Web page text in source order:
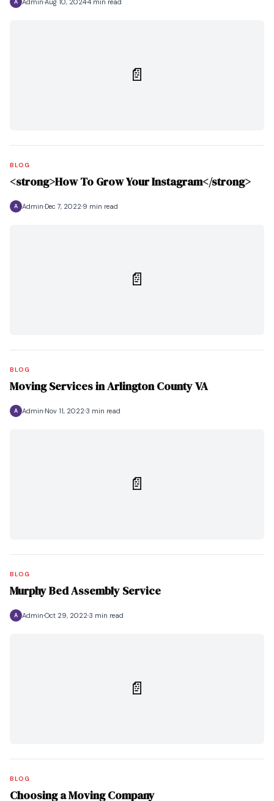
A
📄
BLOG
<strong>How To Grow Your Instagram</strong>
A Admin Dec 7, 2022 9 min read
📄
BLOG
Moving Services in Arlington County VA
A Admin Nov 11, 2022 3 min read
📄
BLOG
Murphy Bed Assembly Service
A Admin Oct 29, 2022 3 min read
📄
BLOG
Choosing a Moving Company